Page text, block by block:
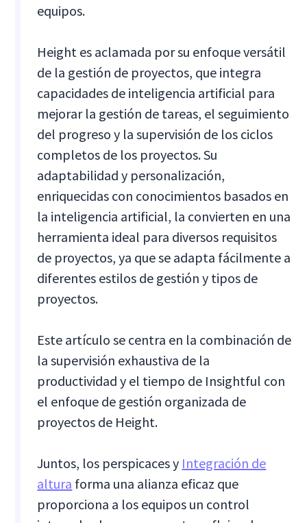
equipos.
Height es aclamada por su enfoque versátil
de la gestión de proyectos, que integra
capacidades de inteligencia artificial para
mejorar la gestión de tareas, el seguimiento
del progreso y la supervisión de los ciclos
completos de los proyectos. Su
adaptabilidad y personalización,
enriquecidas con conocimientos basados en
la inteligencia artificial, la convierten en una
herramienta ideal para diversos requisitos
de proyectos, ya que se adapta fácilmente a
diferentes estilos de gestión y tipos de
proyectos.
Este artículo se centra en la combinación de
la supervisión exhaustiva de la
productividad y el tiempo de Insightful con
el enfoque de gestión organizada de
proyectos de Height.
Juntos, los perspicaces y Integración de
altura forma una alianza eficaz que
proporciona a los equipos un control